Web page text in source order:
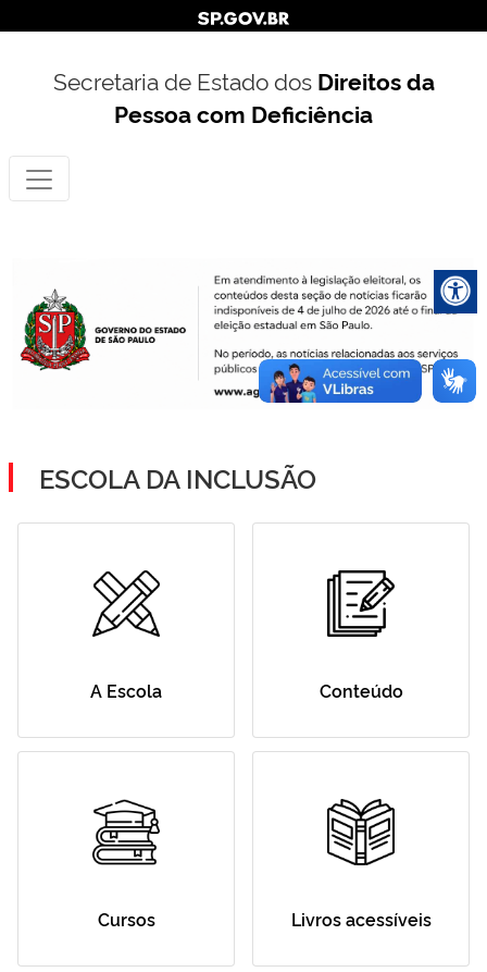
Secretaria de Estado dos Direitos da
Pessoa com Deficiência
ESCOLA DA INCLUSÃO
A Escola Conteúdo
Cursos Livros acessíveis